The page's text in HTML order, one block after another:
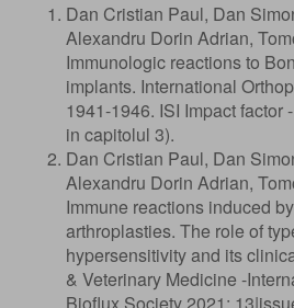
Dan Cristian Paul, Dan
Alexandru Dorin Adrian,
Immunologic reactions to
implants. International
1941-1946. ISI Impact factor
in capitolul 3).
Dan Cristian Paul, Dan
Alexandru Dorin Adrian,
Immune reactions induced
arthroplasties. The role of
hypersensitivity and its
& Veterinary Medicine -